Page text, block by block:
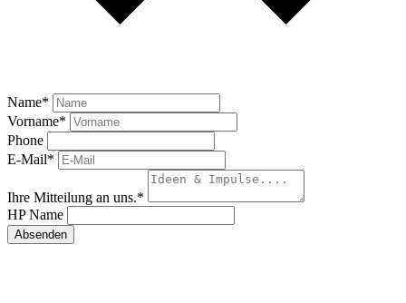
Name*
Vorname*
Phone
E-Mail*
Ihre Mitteilung an uns.*
HP Name
Absenden